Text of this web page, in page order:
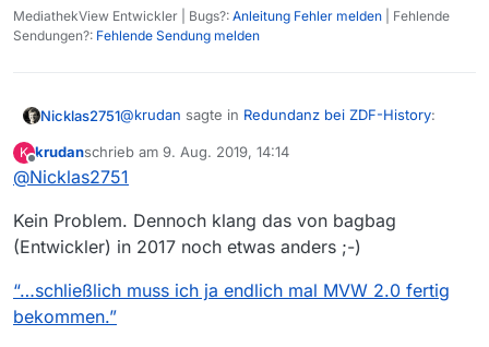
MediathekView Entwickler | Bugs?: Anleitung Fehler melden | Fehlende
Sendungen?: Fehlende Sendung melden
Nicklas2751@krudan sagte in Redundanz bei ZDF-History:
erwähnt. Gibt es dafür schon eine Deadline
oder ist das Ende weiterhin offen?
Wir haben grundsätzlich keine Deadlines. Wir
machen das hier ja nur zum Spaß, da brauchen wir
uns nicht noch irgendwelchen Termindruck
K
Offline
krudanschrieb am 9. Aug. 2019, 14:14
zuletzt editiert von
@Nicklas2751
Kein Problem. Dennoch klang das von bagbag
(Entwickler) in 2017 noch etwas anders ;-)
“…schließlich muss ich ja endlich mal MVW 2.0 fertig
bekommen.”